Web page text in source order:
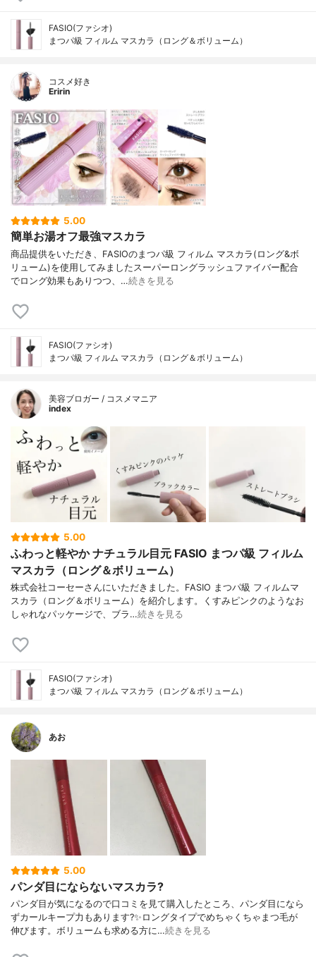
FASIO(ファシオ)
まつパ級 フィルム マスカラ（ロング＆ボリューム）
コスメ好き
Eririn
5.00
簡単お湯オフ最強マスカラ
商品提供をいただき、FASIOのまつパ級 フィルム マスカラ(ロング&ボ
リューム)を使用してみましたスーパーロングラッシュファイバー配合
でロング効果もありつつ、…続きを見る
FASIO(ファシオ)
まつパ級 フィルム マスカラ（ロング＆ボリューム）
美容ブロガー / コスメマニア
index
5.00
ふわっと軽やか ナチュラル目元 FASIO まつパ級 フィルム
マスカラ（ロング＆ボリューム）
株式会社コーセーさんにいただきました。FASIO まつパ級 フィルムマ
スカラ（ロング＆ボリューム）を紹介します。くすみピンクのようなお
しゃれなパッケージで、ブラ…続きを見る
FASIO(ファシオ)
まつパ級 フィルム マスカラ（ロング＆ボリューム）
あお
5.00
パンダ目にならないマスカラ?
パンダ目が気になるので口コミを見て購入したところ、パンダ目になら
ずカールキープ力もあります?✨ロングタイプでめちゃくちゃまつ毛が
伸びます。ボリュームも求める方に…続きを見る